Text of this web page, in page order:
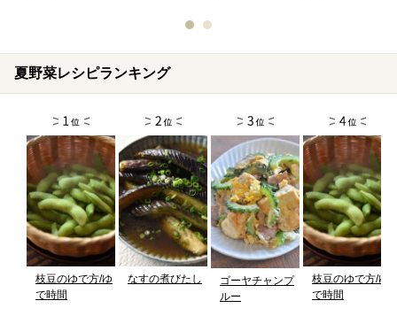
夏野菜レシピランキング
枝豆のゆで方/ゆ
で時間
なすの煮びたし
ゴーヤチャンプ
ルー
枝豆のゆで方/ゆ
で時間